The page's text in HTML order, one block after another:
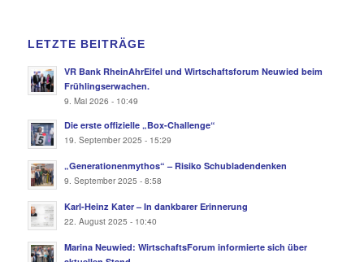
LETZTE BEITRÄGE
VR Bank RheinAhrEifel und Wirtschaftsforum Neuwied beim
Frühlingserwachen.
9. Mai 2026 - 10:49
Die erste offizielle „Box-Challenge“
19. September 2025 - 15:29
„Generationenmythos“ – Risiko Schubladendenken
9. September 2025 - 8:58
Karl-Heinz Kater – In dankbarer Erinnerung
22. August 2025 - 10:40
Marina Neuwied: WirtschaftsForum informierte sich über